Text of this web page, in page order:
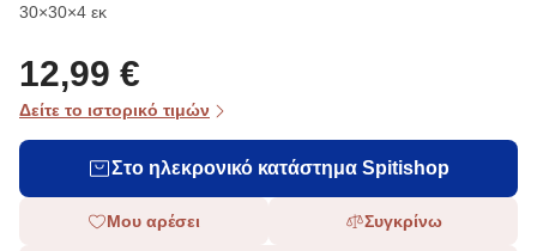
Διαστάσεις
30×30×4 εκ
12,99 €
Δείτε το ιστορικό τιμών
Στο ηλεκρονικό κατάστημα Spitishop
Μου αρέσει Συγκρίνω